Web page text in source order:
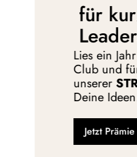
Nicht nur für die
nur, wenn sie von möglichst
für
Lies ein
Club und
unserer
Deine
Jetzt